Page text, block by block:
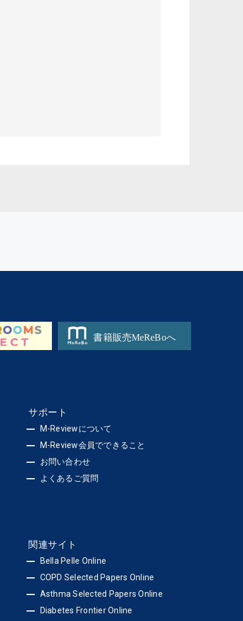
サポート
M-Reviewについて
M-Review会員でできること
お問い合わせ
よくあるご質問
関連サイト
Bella Pelle Online
COPD Selected Papers Online
Asthma Selected Papers Online
Diabetes Frontier Online